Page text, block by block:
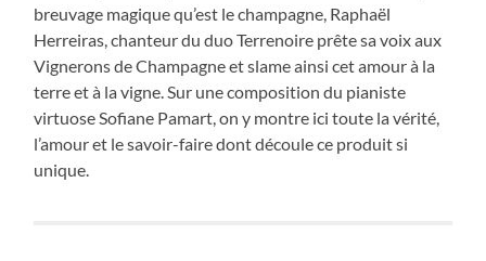
breuvage magique qu’est le champagne, Raphaël
Herreiras, chanteur du duo Terrenoire prête sa voix aux
Vignerons de Champagne et slame ainsi cet amour à la
terre et à la vigne. Sur une composition du pianiste
virtuose Sofiane Pamart, on y montre ici toute la vérité,
l’amour et le savoir-faire dont découle ce produit si
unique.